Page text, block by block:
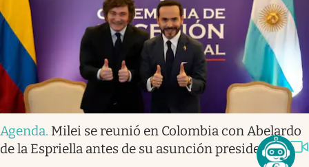
Agenda. Milei se reunió en Colombia con Abelardo
de la Espriella antes de su asunción presidencial